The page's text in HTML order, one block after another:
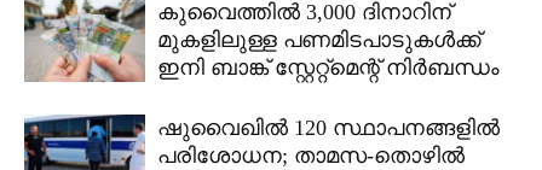
കുവൈത്തിൽ 3,000 ദിനാറിന്
മുകളിലുള്ള പണമിടപാടുകൾക്ക്
ഇനി ബാങ്ക് സ്റ്റേറ്റ്മെന്റ് നിർബന്ധം
ഷുവൈഖിൽ 120 സ്ഥാപനങ്ങളിൽ
പരിശോധന; താമസ-തൊഴിൽ